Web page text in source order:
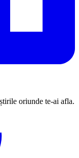
oriunde te-ai afla.